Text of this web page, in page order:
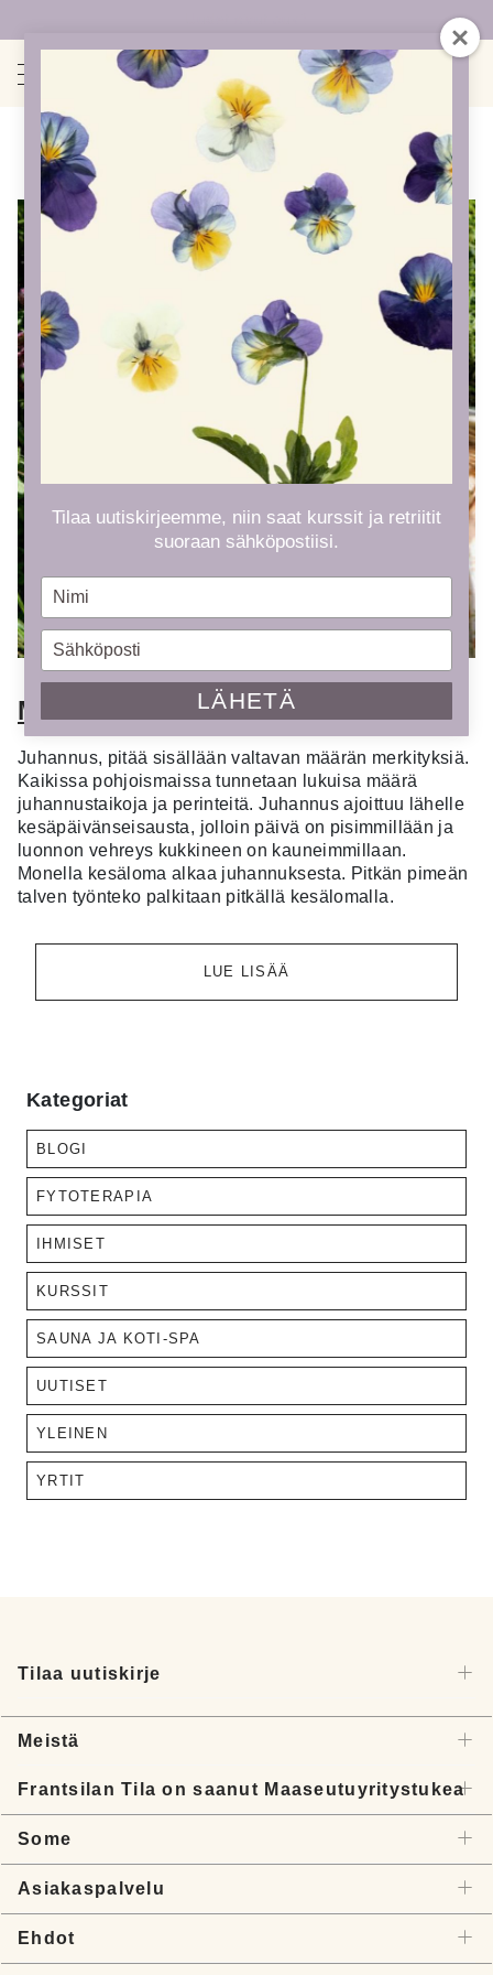
Yrtit
Merkityksellinen Juhannus
Juhannus, pitää sisällään valtavan määrän merkityksiä.
Kaikissa pohjoismaissa tunnetaan lukuisa määrä
juhannustaikoja ja perinteitä. Juhannus ajoittuu lähelle
kesäpäivänseisausta, jolloin päivä on pisimmillään ja
luonnon vehreys kukkineen on kauneimmillaan.
Monella kesäloma alkaa juhannuksesta. Pitkän pimeän
talven työnteko palkitaan pitkällä kesälomalla.
LUE LISÄÄ
Kategoriat
BLOGI
FYTOTERAPIA
IHMISET
KURSSIT
SAUNA JA KOTI-SPA
UUTISET
YLEINEN
YRTIT
Tilaa uutiskirjeemme, niin saat kurssit ja retriitit
suoraan sähköpostiisi.
Type
name
Type
LÄHETÄ
Meistä
Frantsilan Tila on saanut Maaseutuyritystukea
Some
Asiakaspalvelu
Ehdot
Tilaa uutiskirje